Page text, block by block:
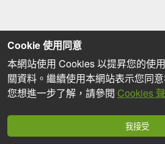
Cookie 使用同意
本網站使用 Cookies 以提昇您的使
關資料。繼續使用本網站表示您同
您想進一步了解，請參閱 Cookies
我接受